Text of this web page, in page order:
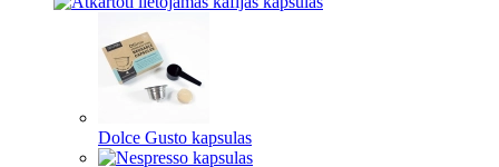
Dolce Gusto kapsulas